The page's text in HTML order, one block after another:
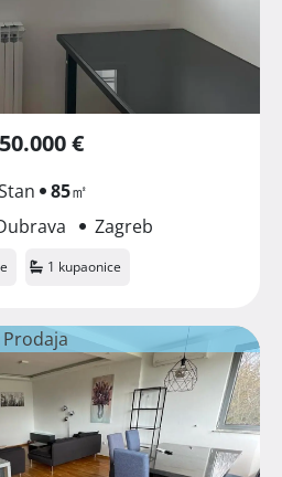
€
85㎡
Zagreb
1 kupaonice
Prodaja